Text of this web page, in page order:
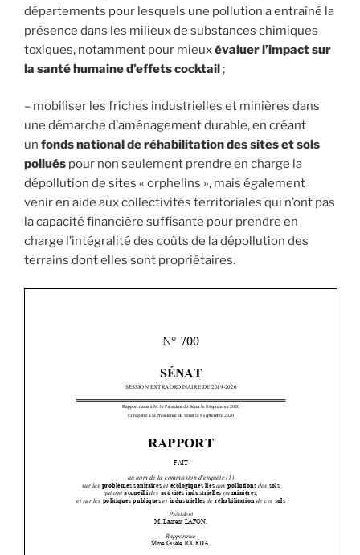
départements pour lesquels une pollution a entraîné la
présence dans les milieux de substances chimiques
toxiques, notamment pour mieuxévaluer l’impact sur
la santé humaine d’effets cocktail;
– mobiliser les friches industrielles et minières dans
une démarche d’aménagement durable, en créant
un fonds national de réhabilitation des sites et sols
pollués pour non seulement prendre en charge la
dépollution de sites « orphelins », mais également
venir en aide aux collectivités territoriales qui n’ont pas
la capacité financière suffisante pour prendre en
charge l’intégralité des coûts de la dépollution des
terrains dont elles sont propriétaires.